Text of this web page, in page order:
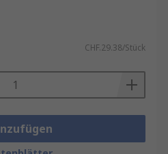
CHF.29.38/Stück